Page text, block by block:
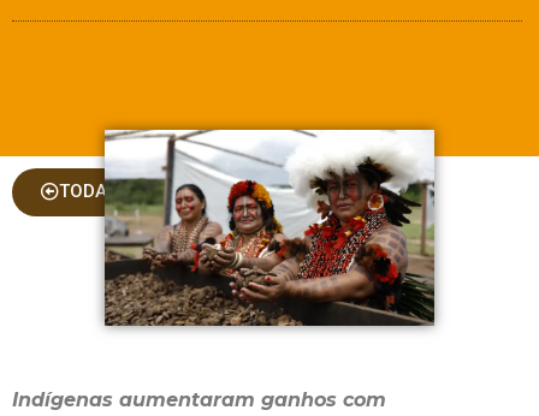
TODAS AS COLUNAS
Indígenas aumentaram ganhos com